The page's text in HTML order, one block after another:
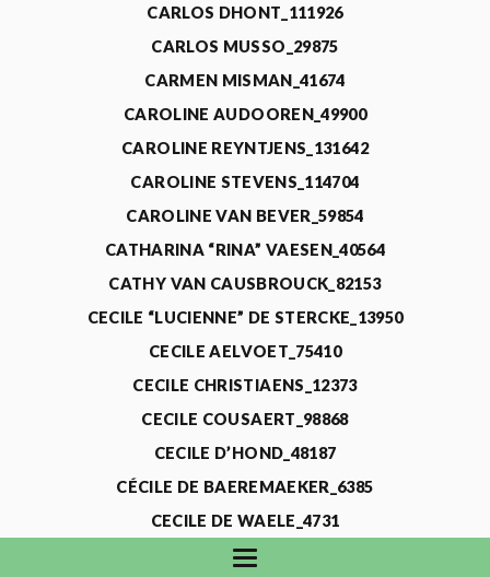
CARLOS DHONT_111926
CARLOS MUSSO_29875
CARMEN MISMAN_41674
CAROLINE AUDOOREN_49900
CAROLINE REYNTJENS_131642
CAROLINE STEVENS_114704
CAROLINE VAN BEVER_59854
CATHARINA “RINA” VAESEN_40564
CATHY VAN CAUSBROUCK_82153
CECILE “LUCIENNE” DE STERCKE_13950
CECILE AELVOET_75410
CECILE CHRISTIAENS_12373
CECILE COUSAERT_98868
CECILE D’HOND_48187
CÉCILE DE BAEREMAEKER_6385
CECILE DE WAELE_4731
CECILE DEVOS_115318